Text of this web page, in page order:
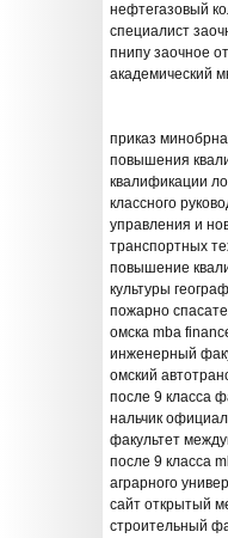
нефтегазовый
специалист
пнипу заочное
академический
приказ
повышения
квалификации
классного
управления и
транспортных
повышение
культуры
пожарно
омска mba
инженерный
омский
после 9 класса
нальчик
факультет
после 9 класса
аграрного
сайт открытый
строительный